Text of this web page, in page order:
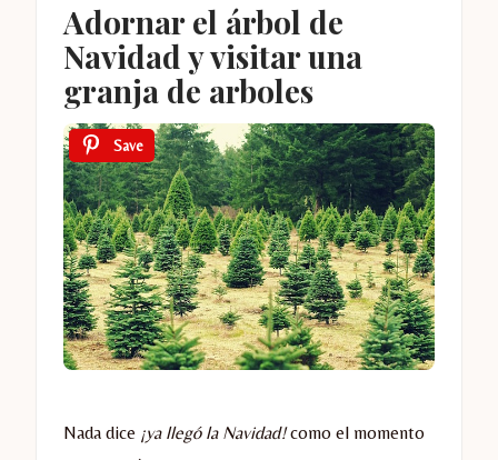
Adornar el árbol de
Navidad y visitar una
granja de arboles
Save
Nada dice ¡ya llegó la Navidad!como el momento